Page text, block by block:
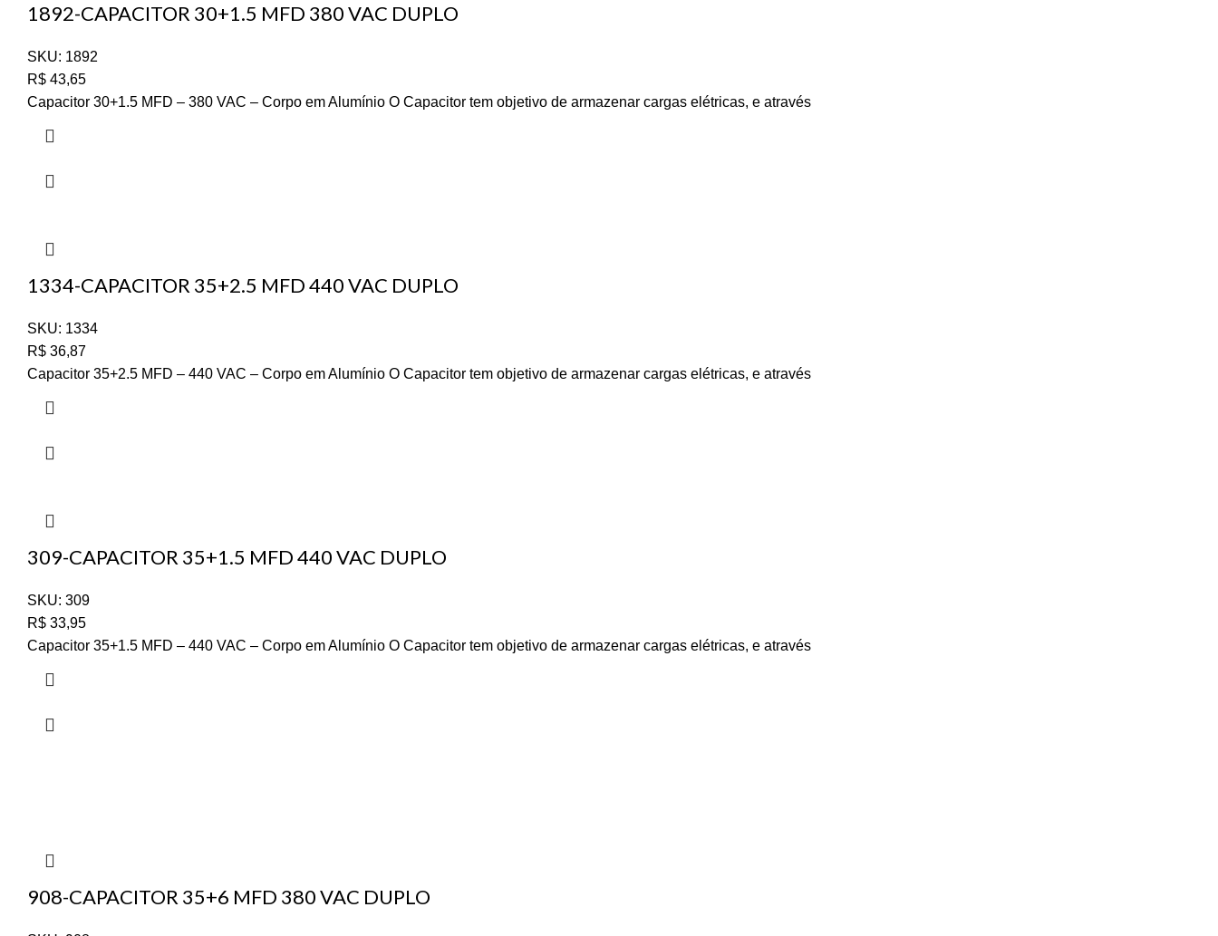
1892-CAPACITOR 30+1.5 MFD 380 VAC DUPLO
SKU: 1892
R$ 43,65
Capacitor 30+1.5 MFD – 380 VAC – Corpo em Alumínio O Capacitor tem objetivo de armazenar cargas elétricas, e através
1334-CAPACITOR 35+2.5 MFD 440 VAC DUPLO
SKU: 1334
R$ 36,87
Capacitor 35+2.5 MFD – 440 VAC – Corpo em Alumínio O Capacitor tem objetivo de armazenar cargas elétricas, e através
309-CAPACITOR 35+1.5 MFD 440 VAC DUPLO
SKU: 309
R$ 33,95
Capacitor 35+1.5 MFD – 440 VAC – Corpo em Alumínio O Capacitor tem objetivo de armazenar cargas elétricas, e através
908-CAPACITOR 35+6 MFD 380 VAC DUPLO